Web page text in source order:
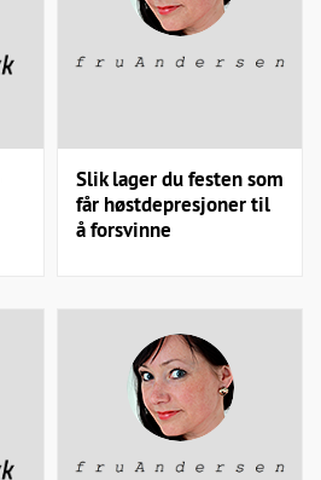
Slik lager du festen som
får høstdepresjoner til
å forsvinne